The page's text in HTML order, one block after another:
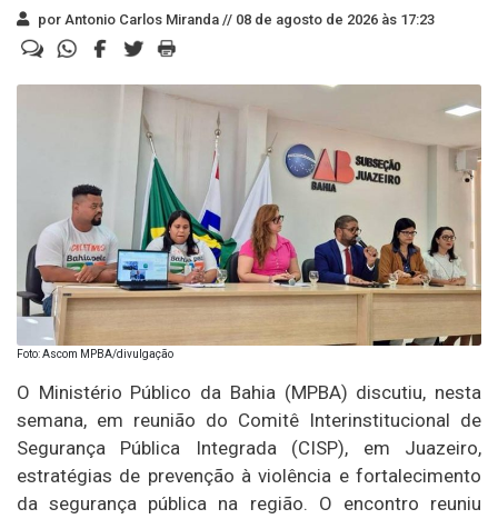
por Antonio Carlos Miranda // 08 de agosto de 2026 às 17:23
Foto: Ascom MPBA/divulgação
O Ministério Público da Bahia (MPBA) discutiu, nesta
semana, em reunião do Comitê Interinstitucional de
Segurança Pública Integrada (CISP), em Juazeiro,
estratégias de prevenção à violência e fortalecimento
da segurança pública na região. O encontro reuniu